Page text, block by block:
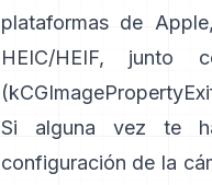
plataformas de
HEIC/HEIF,
(
Si alguna vez te
configuración de la